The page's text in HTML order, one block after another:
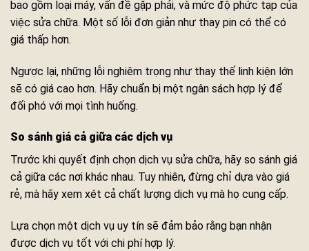
bao gồm loại máy, vấn đề gặp phải, và mức độ phức tạp của
việc sửa chữa. Một số lỗi đơn giản như thay pin có thể có
giá thấp hơn.
Ngược lại, những lỗi nghiêm trọng như thay thế linh kiện lớn
sẽ có giá cao hơn. Hãy chuẩn bị một ngân sách hợp lý để
đối phó với mọi tình huống.
So sánh giá cả giữa các dịch vụ
Trước khi quyết định chọn dịch vụ sửa chữa, hãy so sánh giá
cả giữa các nơi khác nhau. Tuy nhiên, đừng chỉ dựa vào giá
rẻ, mà hãy xem xét cả chất lượng dịch vụ mà họ cung cấp.
Lựa chọn một dịch vụ uy tín sẽ đảm bảo rằng bạn nhận
được dịch vụ tốt với chi phí hợp lý.